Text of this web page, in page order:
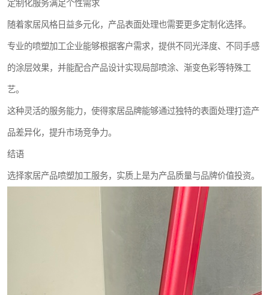
定制化服务满足个性需求
随着家居风格日益多元化，产品表面处理也需要更多定制化选择。
专业的喷塑加工企业能够根据客户需求，提供不同光泽度、不同手感
的涂层效果，并能配合产品设计实现局部喷涂、渐变色彩等特殊工
艺。
这种灵活的服务能力，使得家居品牌能够通过独特的表面处理打造产
品差异化，提升市场竞争力。
结语
选择家居产品喷塑加工服务，实质上是为产品质量与品牌价值投资。